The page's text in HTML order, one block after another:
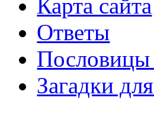
Карта сайта
Ответы
Пословицы
Загадки